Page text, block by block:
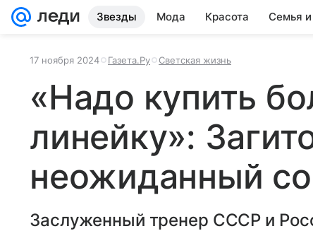
Звезды Мода Красота Семья
17 ноября 2024 Газета.Ру Светская жизнь
«Надо купить
линейку»:
неожиданный
Заслуженный тренер СССР и